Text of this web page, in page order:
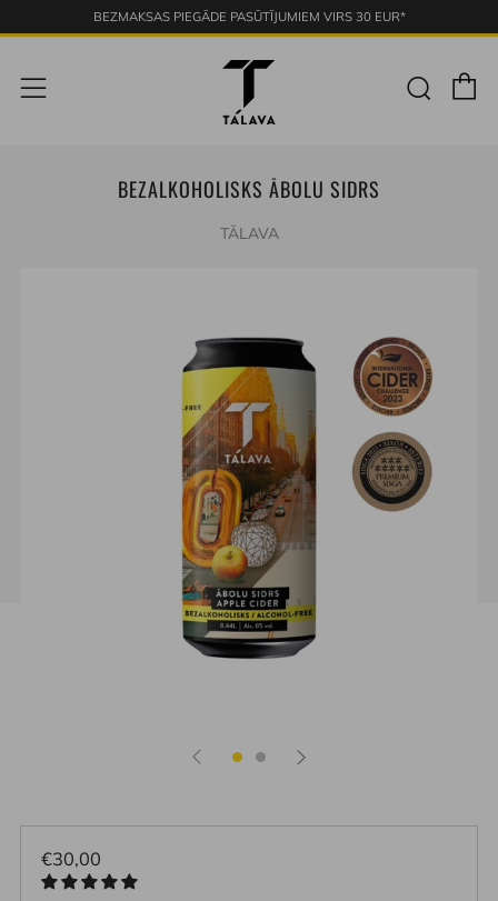
BEZMAKSAS PIEGĀDE PASŪTĪJUMIEM VIRS 30 EUR*
Izvēlne
BEZALKOHOLISKS ĀBOLU SIDRS
TĀLAVA
Parastā
cena
€30,00